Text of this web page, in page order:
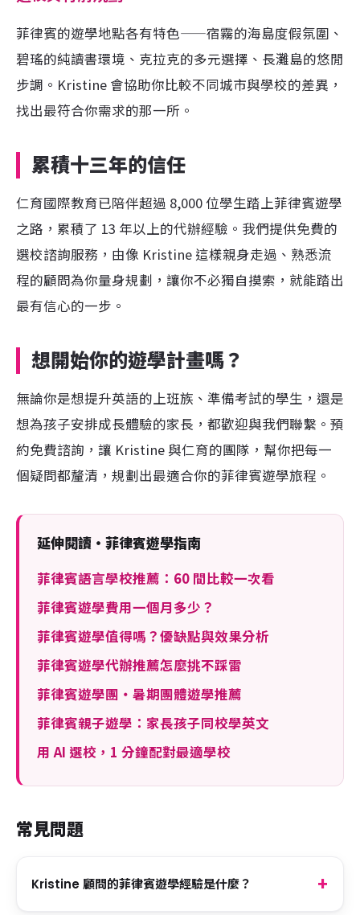
菲律賓的遊學地點各有特色——宿霧的海島度假氛圍、
碧瑤的純讀書環境、克拉克的多元選擇、長灘島的悠閒
步調。Kristine 會協助你比較不同城市與學校的差異，
找出最符合你需求的那一所。
累積十三年的信任
仁育國際教育已陪伴超過 8,000 位學生踏上菲律賓遊學
之路，累積了 13 年以上的代辦經驗。我們提供免費的
選校諮詢服務，由像 Kristine 這樣親身走過、熟悉流
程的顧問為你量身規劃，讓你不必獨自摸索，就能踏出
最有信心的一步。
想開始你的遊學計畫嗎？
無論你是想提升英語的上班族、準備考試的學生，還是
想為孩子安排成長體驗的家長，都歡迎與我們聯繫。預
約免費諮詢，讓 Kristine 與仁育的團隊，幫你把每一
個疑問都釐清，規劃出最適合你的菲律賓遊學旅程。
延伸閱讀・菲律賓遊學指南
菲律賓語言學校推薦：60 間比較一次看
菲律賓遊學費用一個月多少？
菲律賓遊學值得嗎？優缺點與效果分析
菲律賓遊學代辦推薦怎麼挑不踩雷
菲律賓遊學團・暑期團體遊學推薦
菲律賓親子遊學：家長孩子同校學英文
用 AI 選校，1 分鐘配對最適學校
常見問題
Kristine 顧問的菲律賓遊學經驗是什麼？